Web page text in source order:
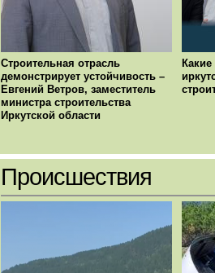
Строительная отрасль
демонстрирует устойчивость –
Евгений Ветров, заместитель
министра строительства
Иркутской области
Какие
Происшествия